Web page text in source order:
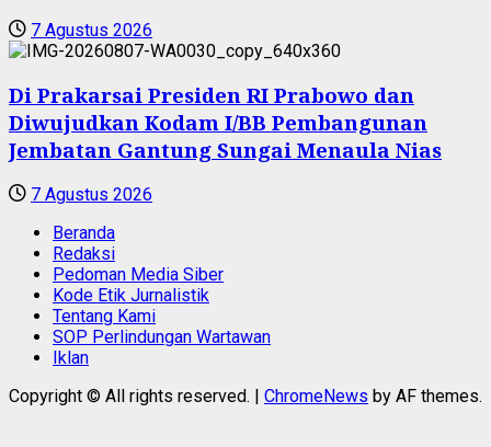
7 Agustus 2026
Di Prakarsai Presiden RI Prabowo dan
Diwujudkan Kodam I/BB Pembangunan
Jembatan Gantung Sungai Menaula Nias
7 Agustus 2026
Beranda
Redaksi
Pedoman Media Siber
Kode Etik Jurnalistik
Tentang Kami
SOP Perlindungan Wartawan
Iklan
Copyright © All rights reserved. | ChromeNews by AF themes.